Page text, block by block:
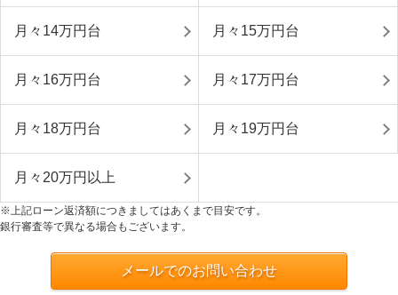
月々14万円台 月々15万円台
月々16万円台 月々17万円台
月々18万円台 月々19万円台
月々20万円以上
※上記ローン返済額につきましてはあくまで目安です。
銀行審査等で異なる場合もございます。
メールでのお問い合わせ